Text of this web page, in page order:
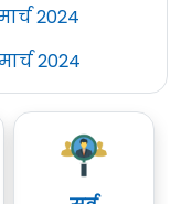
2024
2024